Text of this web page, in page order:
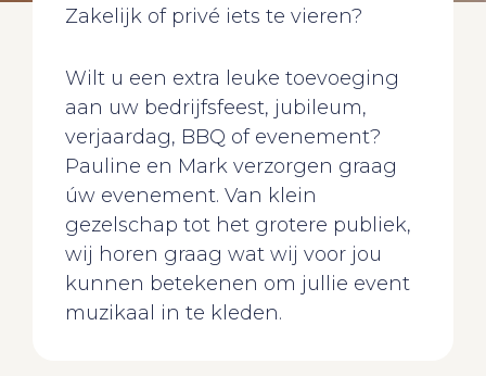
Zakelijk of privé iets te vieren?
Wilt u een extra leuke toevoeging
aan uw bedrijfsfeest, jubileum,
verjaardag, BBQ of evenement?
Pauline en Mark verzorgen graag
úw evenement. Van klein
gezelschap tot het grotere publiek,
wij horen graag wat wij voor jou
kunnen betekenen om jullie event
muzikaal in te kleden.